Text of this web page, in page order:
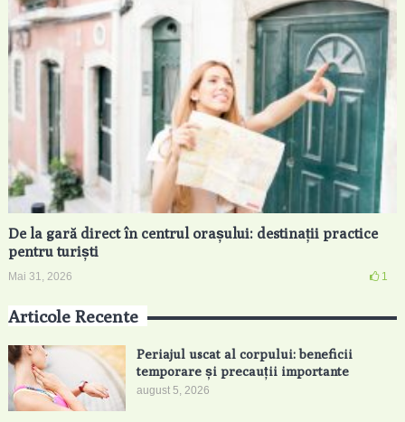
De la gară direct în centrul orașului: destinații practice
pentru turiști
Mai 31, 2026 1
Articole Recente
Periajul uscat al corpului: beneficii
temporare și precauții importante
august 5, 2026